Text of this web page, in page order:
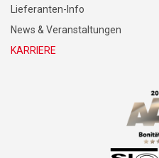
Lieferanten-Info
News & Veranstaltungen
KARRIERE